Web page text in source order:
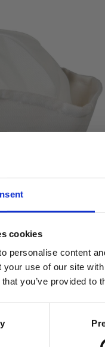
cookies
personalise content
your use of our site
you’ve provided to